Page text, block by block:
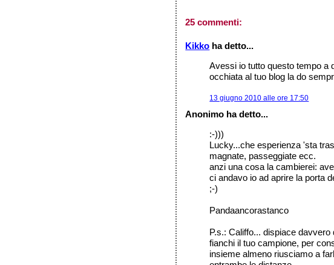
25 commenti:
Kikko ha detto...
Avessi io tutto questo tempo a
occhiata al tuo blog la do
13 giugno 2010 alle ore 17:50
Anonimo ha detto...
:-)))
Lucky...che esperienza 'sta
magnate, passeggiate ecc.
anzi una cosa la cambierei:
ci andavo io ad aprire la porta
;-)
Pandaancorastanco
P.s.: Califfo... dispiace
fianchi il tuo campione, per
insieme almeno riusciamo a